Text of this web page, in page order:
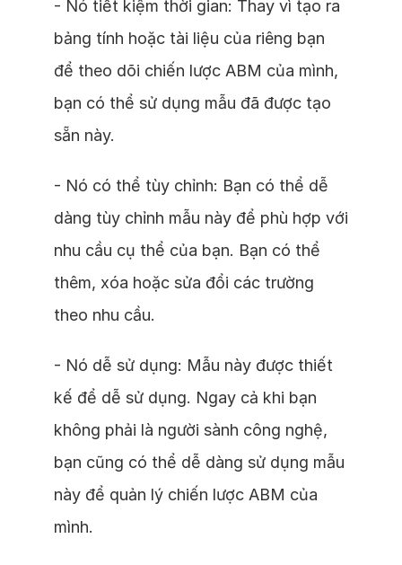
- Nó tiết kiệm thời gian: Thay vì tạo ra
bảng tính hoặc tài liệu của riêng bạn
để theo dõi chiến lược ABM của mình,
bạn có thể sử dụng mẫu đã được tạo
sẵn này.
- Nó có thể tùy chỉnh: Bạn có thể dễ
dàng tùy chỉnh mẫu này để phù hợp với
nhu cầu cụ thể của bạn. Bạn có thể
thêm, xóa hoặc sửa đổi các trường
theo nhu cầu.
- Nó dễ sử dụng: Mẫu này được thiết
kế để dễ sử dụng. Ngay cả khi bạn
không phải là người sành công nghệ,
bạn cũng có thể dễ dàng sử dụng mẫu
này để quản lý chiến lược ABM của
mình.